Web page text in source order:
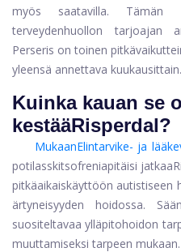
myös saatavilla.
terveydenhuollon tarjoajan
Perseris on toinen
yleensä annettava kuukausittain.
Kuinka kauan se
kestääRisperdal?
MukaanElintarvike- ja
potilasskitsofreniapitäisi jatkaa
pitkäaikaiskäyttöön autistiseen
ärtyneisyyden hoidossa.
suositeltavaa ylläpitohoidon
muuttamiseksi tarpeen mukaan.